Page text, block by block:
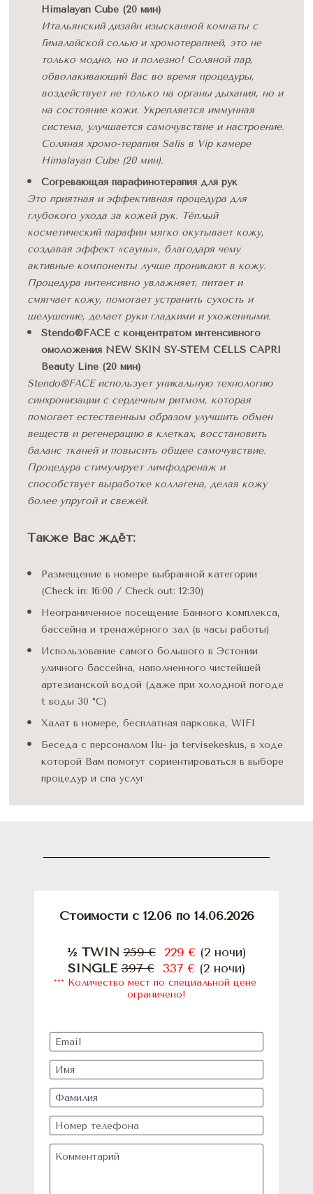
Himalayan Cube (20 мин)
Итальянский дизайн изысканной комнаты с
Гималайской солью и хромотерапией, это не
только модно, но и полезно! Соляной пар,
обволакивающий Вас во время процедуры,
воздействует не только на органы дыхания, но и
на состояние кожи. Укрепляется иммунная
система, улучшается самочувствие и настроение.
Соляная хромо-терапия Salis в Vip камере
Himalayan Cube (20 мин).
Согревающая парафинотерапия для рук
Это приятная и эффективная процедура для
глубокого ухода за кожей рук. Тёплый
косметический парафин мягко окутывает кожу,
создавая эффект «сауны», благодаря чему
активные компоненты лучше проникают в кожу.
Процедура интенсивно увлажняет, питает и
смягчает кожу, помогает устранить сухость и
шелушение, делает руки гладкими и ухоженными.
Stendo®FACE c концентратом интенсивного
омоложения NEW SKIN SY-STEM CELLS CAPRI
Beauty Line (20 мин)
Stendo®FACE использует уникальную технологию
синхронизации с сердечным ритмом, которая
помогает естественным образом улучшить обмен
веществ и регенерацию в клетках, восстановить
баланс тканей и повысить общее самочувствие.
Процедура стимулирует лимфодренаж и
способствует выработке коллагена, делая кожу
более упругой и свежей.
Также Вас ждёт:
Размещение в номере выбранной категории
(Check in: 16:00 / Check out: 12:30)
Неограниченное посещение Банного комплекса,
бассейна и тренажёрного зал (в часы работы)
Использование самого большого в Эстонии
уличного бассейна, наполненного чистейшей
артезианской водой (даже при холодной погоде
t воды 30 °С)
Халат в номере, бесплатная парковка, WIFI
Беседа с персоналом Ilu- ja tervisekeskus, в ходе
которой Вам помогут сориентироваться в выборе
процедур и спа услуг
Стоимости с 12.06 по 14.06.2026
½ TWIN 259 € 229 € (2 ночи)
SINGLE 397 € 337 € (2 ночи)
*** Количество мест по специальной цене
ограничено!
Email
Имя
Фамилия
Номер телефона
Комментарий